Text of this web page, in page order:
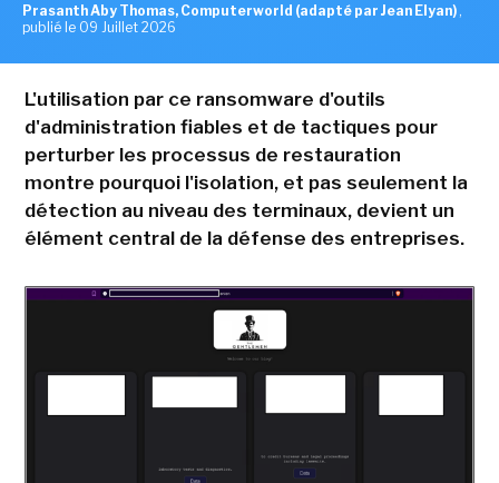
Prasanth Aby Thomas, Computerworld (adapté par Jean Elyan) ,
publié le 09 Juillet 2026
L'utilisation par ce ransomware d'outils
d'administration fiables et de tactiques pour
perturber les processus de restauration
montre pourquoi l'isolation, et pas seulement la
détection au niveau des terminaux, devient un
élément central de la défense des entreprises.